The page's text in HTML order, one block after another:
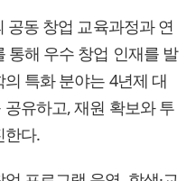
공동 창업 교육과정과 연
통해 우수 창업 인재를 발
특화 분야는 4년제 대
유하고, 재원 확보와 투
한다.